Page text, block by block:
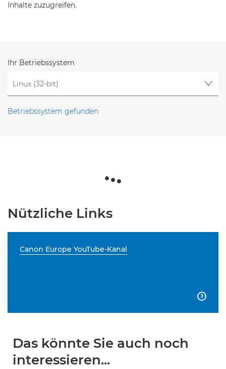
Inhalte zuzugreifen.
Ihr Betriebssystem
Betriebssystem gefunden
Nützliche Links
Canon Europe YouTube-Kanal

Das könnte Sie auch noch
interessieren...